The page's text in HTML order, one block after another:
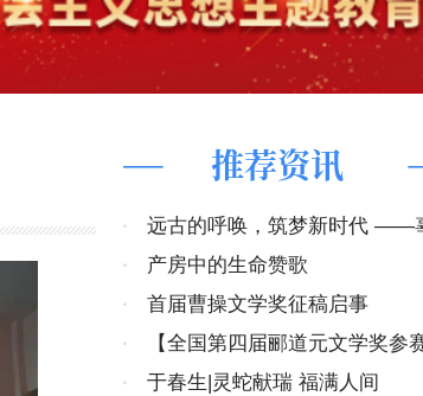
推荐资讯
·
远古的呼唤，筑梦新时代 ——
法作品展在广州市青年文化宫隆重
·
产房中的生命赞歌
·
首届曹操文学奖征稿启事
·
【全国第四届郦道元文学奖参
登】山东于春生《运河千年润天堂
·
于春生|灵蛇献瑞 福满人间